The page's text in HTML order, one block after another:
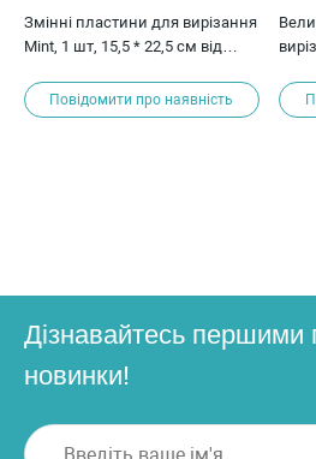
Змінні пластини для вирізання
Mint, 1 шт, 15,5 * 22,5 см від
Повідомити про наявність
Дізнавайтесь першими
новинки!